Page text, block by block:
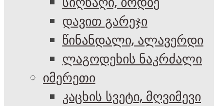
დავით გარეჯი
წინანდალი, ალავერდი
ლაგოდეხის ნაკრძალი
იმერეთი
კაცხის სვეტი, მღვიმევი